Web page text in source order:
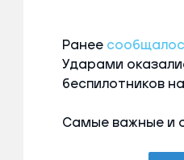
Ранее
Ударами
беспилотников
Самые важные и